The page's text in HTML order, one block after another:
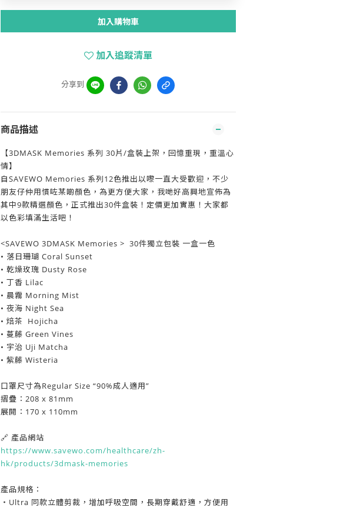
加入購物車
加入追蹤清單
分享到
商品描述
【3DMASK Memories 系列 30片/盒裝上架，回憶重現，重溫心
情】
自SAVEWO Memories 系列12色推出以嚟一直大受歡迎，不少
朋友仔仲用慣咗某啲顏色，為更方便大家，我哋好高興地宣佈為
其中9款精選顏色，正式推出30件盒裝！定價更加實惠！大家都
以色彩填滿生活吧！
<SAVEWO 3DMASK Memories > 30件獨立包裝 一盒一色
• 落日珊瑚 Coral Sunset
• 乾燥玫瑰 Dusty Rose
• 丁香 Lilac
• 晨霧 Morning Mist
• 夜海 Night Sea
• 焙茶 Hojicha
• 蔓藤 Green Vines
• 宇治 Uji Matcha
• 紫藤 Wisteria
口罩尺寸為Regular Size “90%成人適用”
摺疊：208 x 81mm
展開：170 x 110mm
🔗 產品網站
https://www.savewo.com/healthcare/zh-
hk/products/3dmask-memories
產品規格：
・Ultra 同款立體剪裁，增加呼吸空間，長期穿戴舒適，方便用